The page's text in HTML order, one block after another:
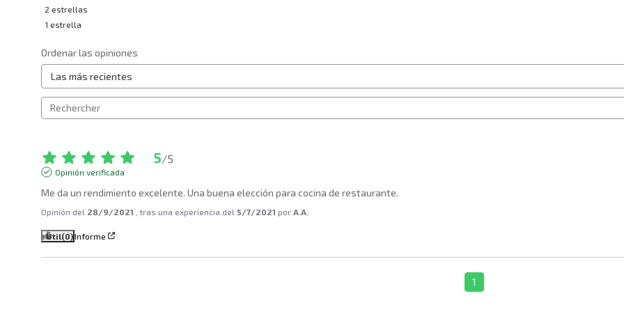
2 estrellas
1 estrella
Ordenar las opiniones
5/5
Opinión verificada
Me da un rendimiento excelente. Una buena elección para cocina de restaurante.
Opinión del 28/9/2021 , tras una experiencia del 5/7/2021 por A.A.
Útil(0)Informe
1